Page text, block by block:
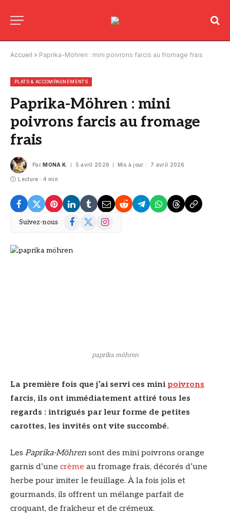
Accueil » Paprika-Möhren : mini poivrons farcis au fromage frais
PLATS & ACCOMPAGNEMENTS
Paprika-Möhren : mini
poivrons farcis au fromage
frais
Par MONA K. 5 avril 2026 Mis à jour : 7 avril 2026
Lecture : 4 min
Suivez-nous Facebook
X
Instagram
paprika möhren
La première fois que j’ai servi ces mini poivrons
farcis, ils ont immédiatement attiré tous les
regards : intrigués par leur forme de petites
carottes, les invités ont vite succombé.
Les Paprika-Möhren sont des mini poivrons orange
garnis d’une crème au fromage frais, décorés d’une
herbe pour imiter le feuillage. À la fois jolis et
gourmands, ils offrent un mélange parfait de
croquant, de fraîcheur et de crémeux.